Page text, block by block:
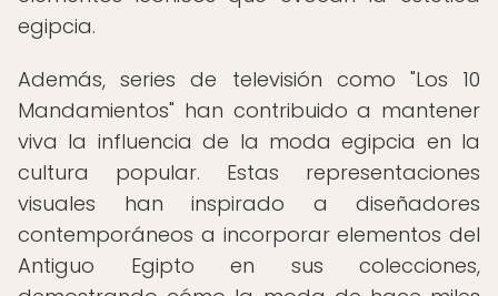
egipcia.
Además, series de televisión como "Los 10
Mandamientos" han contribuido a mantener
viva la influencia de la moda egipcia en la
cultura popular. Estas representaciones
visuales han inspirado a diseñadores
contemporáneos a incorporar elementos del
Antiguo Egipto en sus colecciones,